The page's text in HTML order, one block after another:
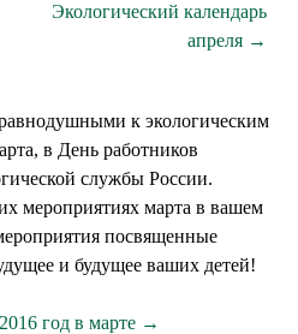
Экологический календарь
апреля →
к экологическим
в День работников
службы России.
мероприятиях марта в вашем
посвященные
и будущее ваших детей!
год в марте →